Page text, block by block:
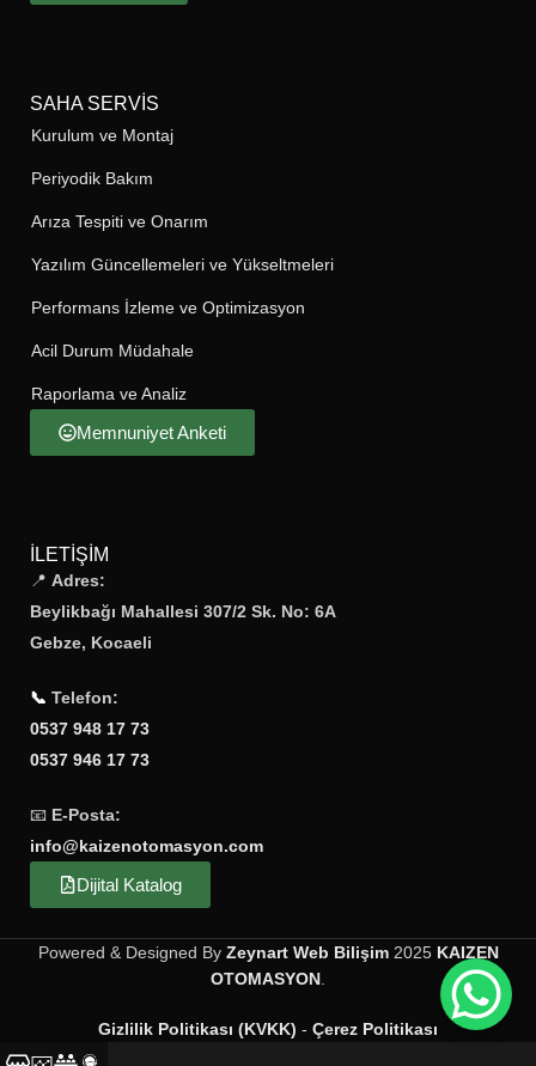
SAHA SERVIS
Kurulum ve Montaj
Periyodik Bakım
Arıza Tespiti ve Onarım
Yazılım Güncellemeleri ve Yükseltmeleri
Performans İzleme ve Optimizasyon
Acil Durum Müdahale
Raporlama ve Analiz
Memnuniyet Anketi
İLETIŞIM
📍 Adres:
Beylikbağı Mahallesi 307/2 Sk. No: 6A
Gebze, Kocaeli
📞 Telefon:
0537 948 17 73
0537 946 17 73
📧 E-Posta:
info@kaizenotomasyon.com
Dijital Katalog
Powered & Designed By Zeynart Web Bilişim 2025 KAIZEN
OTOMASYON
Gizlilik Politikası (KVKK) - Çerez Politikası